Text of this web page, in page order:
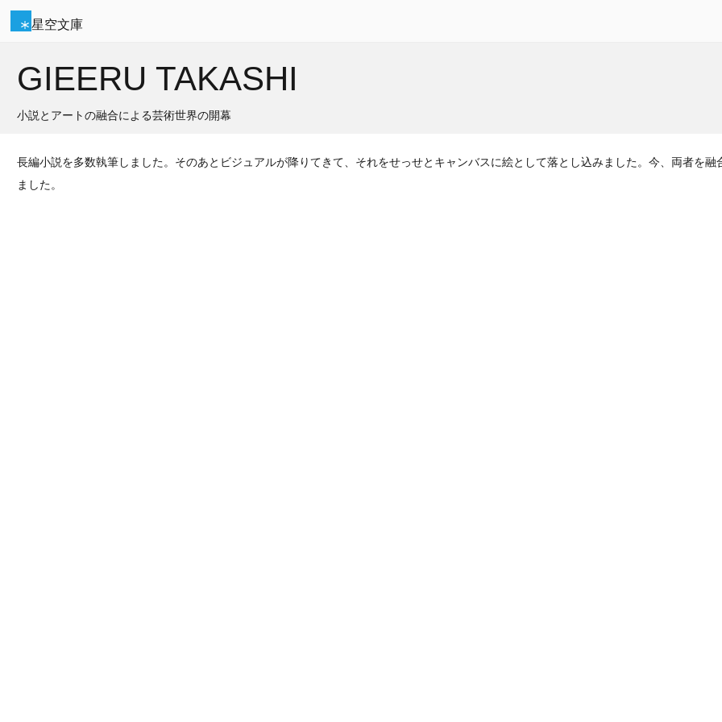
星空文庫
GIEERU TAKASHI
小説とアートの融合による芸術世界の開幕
長編小説を多数執筆しました。そのあとビジュアルが降りてきて、それをせっせとキャンバスに絵として落とし込みました。今、両者を融
ました。